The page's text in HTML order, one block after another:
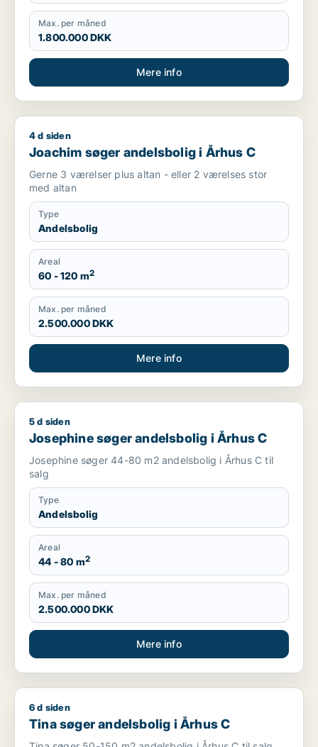
Max. per måned
1.800.000 DKK
Mere info
Joachim søger andelsbolig i Århus C
4 d siden
Joachim søger andelsbolig i Århus C
Gerne 3 værelser plus altan - eller 2 værelses stor
med altan
Type
Andelsbolig
Areal
60 - 120 m2
Max. per måned
2.500.000 DKK
Mere info
Josephine søger andelsbolig i Århus C
5 d siden
Josephine søger andelsbolig i Århus C
Josephine søger 44-80 m2 andelsbolig i Århus C til
salg
Type
Andelsbolig
Areal
44 - 80 m2
Max. per måned
2.500.000 DKK
Mere info
Tina søger andelsbolig i Århus C
6 d siden
Tina søger andelsbolig i Århus C